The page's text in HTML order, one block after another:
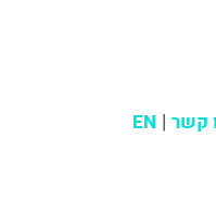
קשר EN